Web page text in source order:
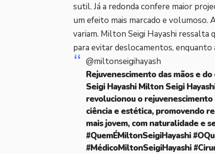
sutil. Já a redonda confere maior
um efeito mais marcado e
variam. Milton Seigi Hayashi ressalta
para evitar deslocamentos,
@miltonseigihayash
Rejuvenescimento das mãos e
Seigi Hayashi Milton Seigi
revolucionou o
ciência e estética, promovendo
mais jovem, com naturalidade e
#QuemÉMiltonSeigiHayashi
#MédicoMiltonSeigiHayashi